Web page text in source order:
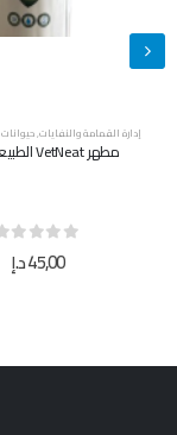
حيوانات المزرعة,
سوبركلين مطهر ومعقم 500
15,00د.إ